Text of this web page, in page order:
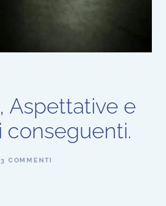
Aspettative e
conseguenti.
3 COMMENTI